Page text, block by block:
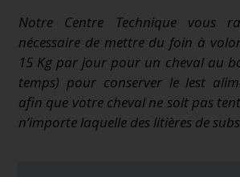
Notre Centre Technique vous
nécessaire de mettre du foin à
15 Kg par jour pour un cheval au
temps) pour conserver le lest
afin que votre cheval ne soit pas
n’importe laquelle des litières de